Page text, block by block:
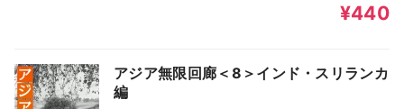
¥440
アジア無限回廊＜8＞インド・スリランカ
編